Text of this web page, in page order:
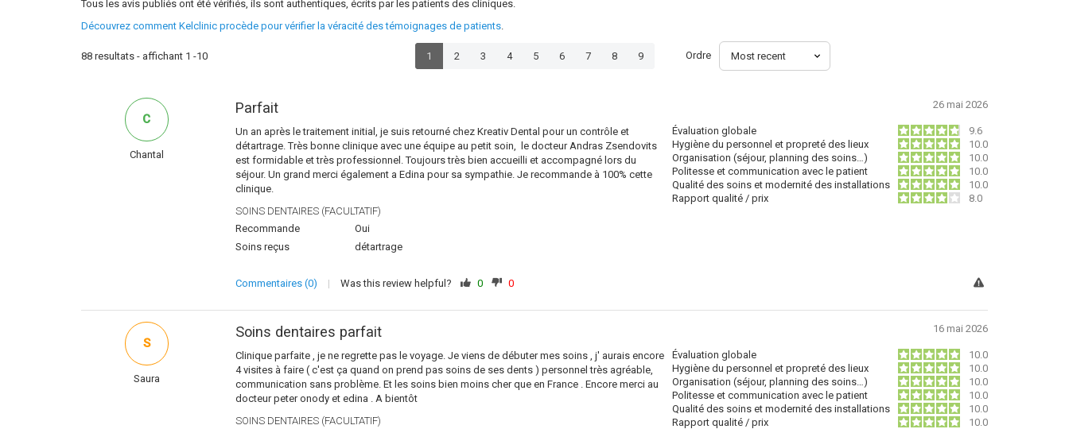
Tous les avis publiés ont été vérifiés, ils sont authentiques, écrits par les patients des cliniques.
Découvrez comment Kelclinic procède pour vérifier la véracité des témoignages de patients
88 resultats - affichant 1 -10 1 2 3 4 5 6 7 8 9 Ordre
Parfait 26 mai 2026
Évaluation globale
9.6
Hygiène du personnel et propreté des lieux
10.0
Organisation (séjour, planning des soins…)
10.0
Politesse et communication avec le patient
10.0
Qualité des soins et modernité des installations
10.0
Rapport qualité / prix
8.0
Un an après le traitement initial, je suis retourné chez Kreativ Dental pour un contrôle et
détartrage. Très bonne clinique avec une équipe au petit soin, le docteur Andras Zsendovits
est formidable et très professionnel. Toujours très bien accueilli et accompagné lors du
séjour. Un grand merci également a Edina pour sa sympathie. Je recommande à 100% cette
clinique.
SOINS DENTAIRES (FACULTATIF)
Recommande
Oui
Soins reçus
détartrage
C
Chantal
Commentaires (0) | Was this review helpful? 0 0
Soins dentaires parfait 16 mai 2026
Évaluation globale
10.0
Hygiène du personnel et propreté des lieux
10.0
Organisation (séjour, planning des soins…)
10.0
Politesse et communication avec le patient
10.0
Qualité des soins et modernité des installations
10.0
Rapport qualité / prix
10.0
Clinique parfaite , je ne regrette pas le voyage. Je viens de débuter mes soins , j' aurais encore
4 visites à faire ( c'est ça quand on prend pas soins de ses dents ) personnel très agréable,
communication sans problème. Et les soins bien moins cher que en France . Encore merci au
docteur peter onody et edina . A bientôt
SOINS DENTAIRES (FACULTATIF)
S
Saura